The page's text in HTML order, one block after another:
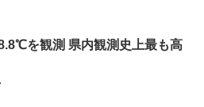
を観測 県内観測史上最も高